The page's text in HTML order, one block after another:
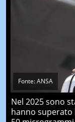
Fonte: ANSA
Nel 2025 sono
hanno superato